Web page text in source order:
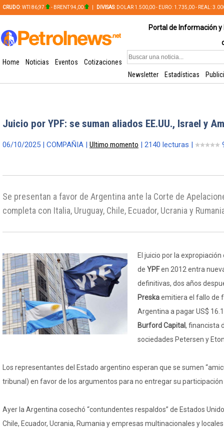
CRUDO: WTI 86,97 - BRENT 94,00 DIVISAS: DOLAR 1.500,00 - EURO: 1.735,00 - REAL:
Portal de Información
Home Noticias Eventos
Cotizaciones
Newsletter
Estadísticas
Juicio por YPF: se suman aliados EE.UU., Israel y
06/10/2025 | COMPAÑIA | Ultimo momento | 2140 lecturas |
Se presentan a favor de Argentina ante la Corte de
completa con Italia, Uruguay, Chile, Ecuador, Ucrania y
El juicio por la
de YPFen 2012 entra
definitivas, dos años
Preskaemitiera el fallo de
Argentina a pagar US$
Burford Capital, financista
sociedades Petersen y
Los representantes del Estado argentino esperan que se sumen
tribunal) en favor de los argumentos para no entregar su participación
Ayer la Argentina cosechó “contundentes respaldos” de Estados
Chile, Ecuador, Ucrania, Rumania y empresas multinacionales y